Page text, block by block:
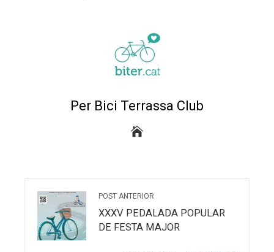
Per Bici Terrassa Club
POST ANTERIOR
XXXV PEDALADA POPULAR
DE FESTA MAJOR